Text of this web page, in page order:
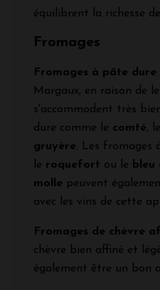
équilibrent la richesse
Fromages
Fromages à pâte
Margaux, en raison de
s'accommodent très
dure comme le comté, le
gruyère. Les fromages
le roquefort ou le
molle peuvent
avec les vins de cette
Fromages de chèvre
chèvre bien affiné et
également être un bon